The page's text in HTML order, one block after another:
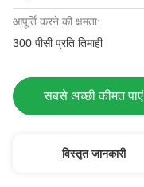
आपूर्ति करने की क्षमता:
300 पीसी प्रति तिमाही
सबसे अच्छी कीमत पाएं
विस्तृत जानकारी